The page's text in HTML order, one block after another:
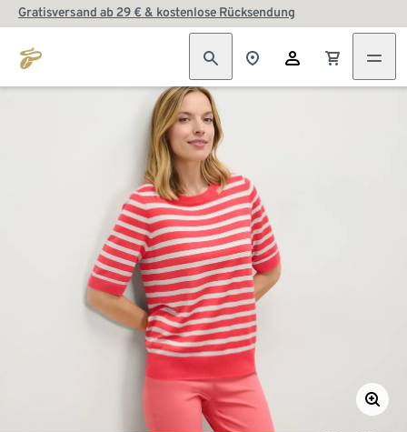
Gratisversand ab 29 € & kostenlose Rücksendung